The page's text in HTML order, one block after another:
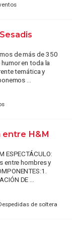
de más de 350
en toda la
temática y
...
H&M
ESPECTÁCULO:
entre hombres y
DE ...
de soltera